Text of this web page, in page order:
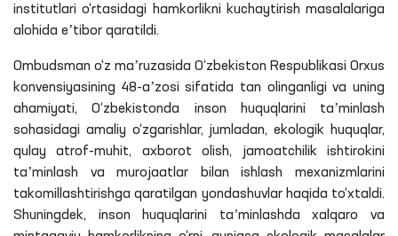
institutlari o‘rtasidagi hamkorlikni kuchaytirish masalalariga
alohida eʼtibor qaratildi.
Ombudsman o‘z maʼruzasida O‘zbekiston Respublikasi Orxus
konvensiyasining 48-aʼzosi sifatida tan olinganligi va uning
ahamiyati, O‘zbekistonda inson huquqlarini taʼminlash
sohasidagi amaliy o‘zgarishlar, jumladan, ekologik huquqlar,
qulay atrof-muhit, axborot olish, jamoatchilik ishtirokini
taʼminlash va murojaatlar bilan ishlash mexanizmlarini
takomillashtirishga qaratilgan yondashuvlar haqida to‘xtaldi.
Shuningdek, inson huquqlarini taʼminlashda xalqaro va